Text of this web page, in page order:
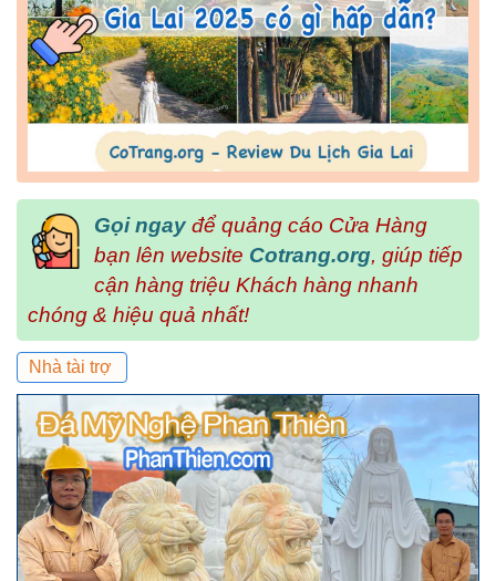
Gọi ngay để quảng cáo Cửa Hàng
bạn lên website Cotrang.org, giúp tiếp
cận hàng triệu Khách hàng nhanh
chóng & hiệu quả nhất!
Nhà tài trợ